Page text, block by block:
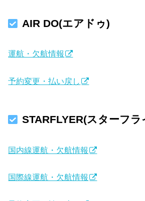
AIR DO(エアドゥ)
運航・欠航情報
予約変更・払い戻し
STARFLYER(スターフラ
国内線運航・欠航情報
国際線運航・欠航情報